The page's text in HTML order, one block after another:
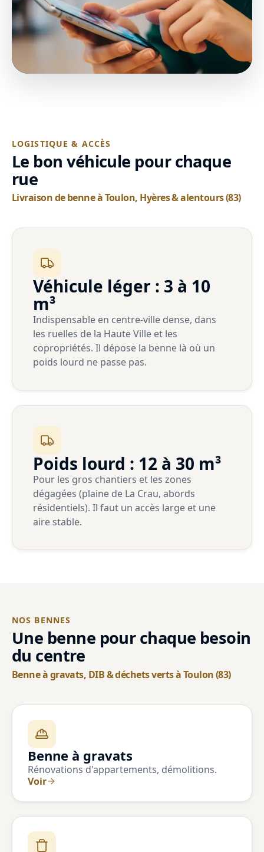
LOGISTIQUE & ACCÈS
Le bon véhicule pour chaque
rue
Livraison de benne à Toulon, Hyères & alentours (83)
Véhicule léger : 3 à 10
m³
Indispensable en centre-ville dense, dans
les ruelles de la Haute Ville et les
copropriétés. Il dépose la benne là où un
poids lourd ne passe pas.
Poids lourd : 12 à 30 m³
Pour les gros chantiers et les zones
dégagées (plaine de La Crau, abords
résidentiels). Il faut un accès large et une
aire stable.
NOS BENNES
Une benne pour chaque besoin
du centre
Benne à gravats, DIB & déchets verts à Toulon (83)
Benne à gravats
Rénovations d'appartements, démolitions.
Voir